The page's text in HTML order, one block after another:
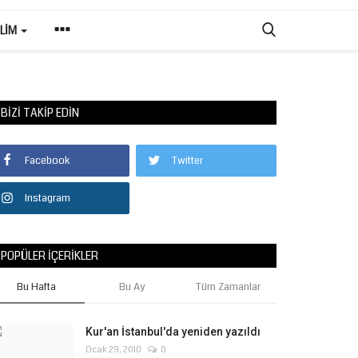
BIZI TAKIP EDIN
Facebook Twitter
Instagram
POPÜLER İÇERIKLER
Bu Hafta Bu Ay Tüm Zamanlar
Kur'an İstanbul'da yeniden yazıldı
Ocak 29, 2010 0